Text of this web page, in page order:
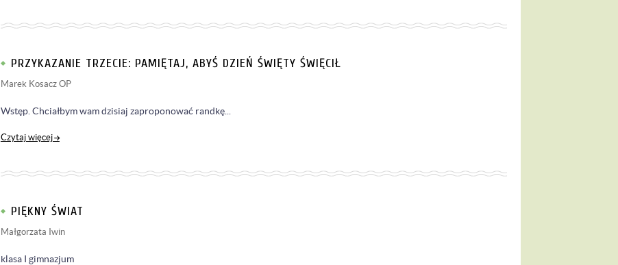
PRZYKAZANIE TRZECIE: PAMIĘTAJ, ABYŚ DZIEŃ ŚWIĘTY ŚWIĘCIŁ
Marek Kosacz OP
Wstęp. Chciałbym wam dzisiaj zaproponować randkę...
Czytaj więcej
PIĘKNY ŚWIAT
Małgorzata Iwin
klasa I gimnazjum